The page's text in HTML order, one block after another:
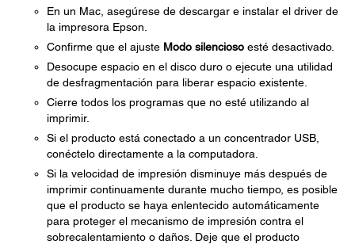
En un Mac, asegúrese de descargar e instalar el driver de
la impresora Epson.
Confirme que el ajuste Modo silencioso esté desactivado.
Desocupe espacio en el disco duro o ejecute una utilidad
de desfragmentación para liberar espacio existente.
Cierre todos los programas que no esté utilizando al
imprimir.
Si el producto está conectado a un concentrador USB,
conéctelo directamente a la computadora.
Si la velocidad de impresión disminuye más después de
imprimir continuamente durante mucho tiempo, es posible
que el producto se haya enlentecido automáticamente
para proteger el mecanismo de impresión contra el
sobrecalentamiento o daños. Deje que el producto